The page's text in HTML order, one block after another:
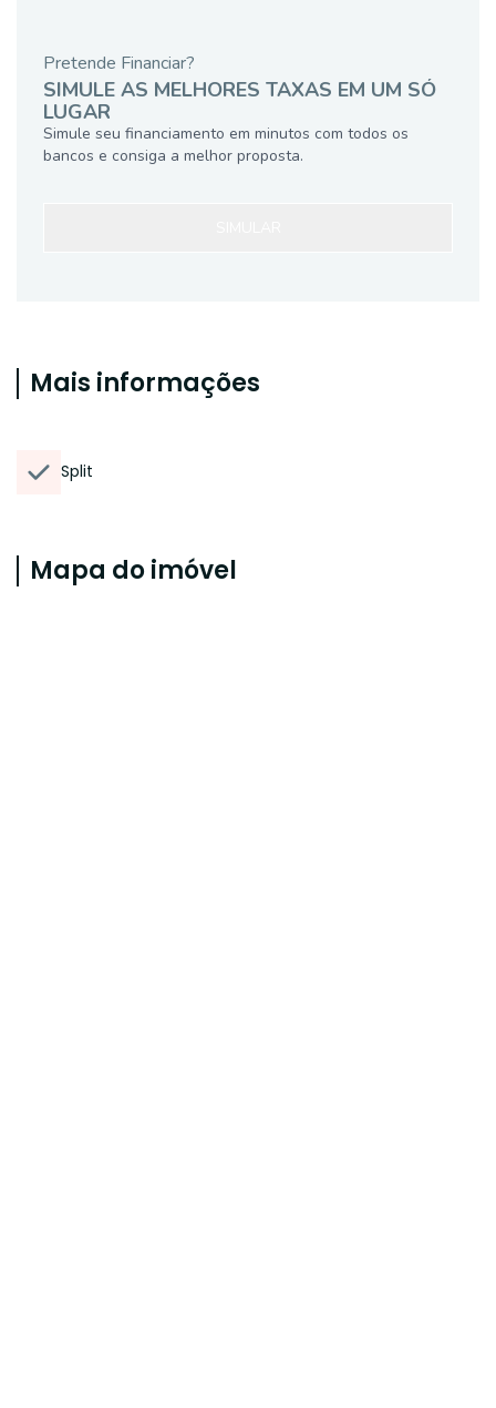
Pretende Financiar?
SIMULE AS MELHORES TAXAS EM UM SÓ
LUGAR
Simule seu financiamento em minutos com todos os
bancos e consiga a melhor proposta.
Mais informações
Split
Mapa do imóvel